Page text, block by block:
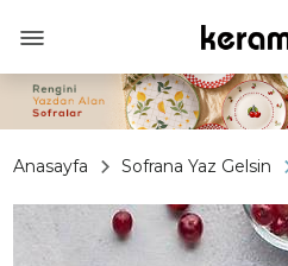
Anasayfa Sofrana Yaz Gelsin